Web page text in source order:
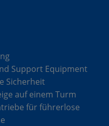
Support Equipment
Sicherheit
auf einem Turm
für führerlose